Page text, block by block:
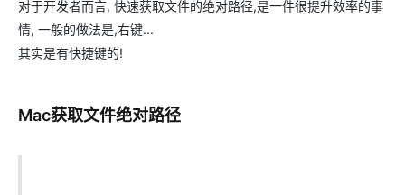
对于开发者而言, 快速获取文件的绝对路径,是一件很提升效率的事
情, 一般的做法是,右键...
其实是有快捷键的!
Mac获取文件绝对路径